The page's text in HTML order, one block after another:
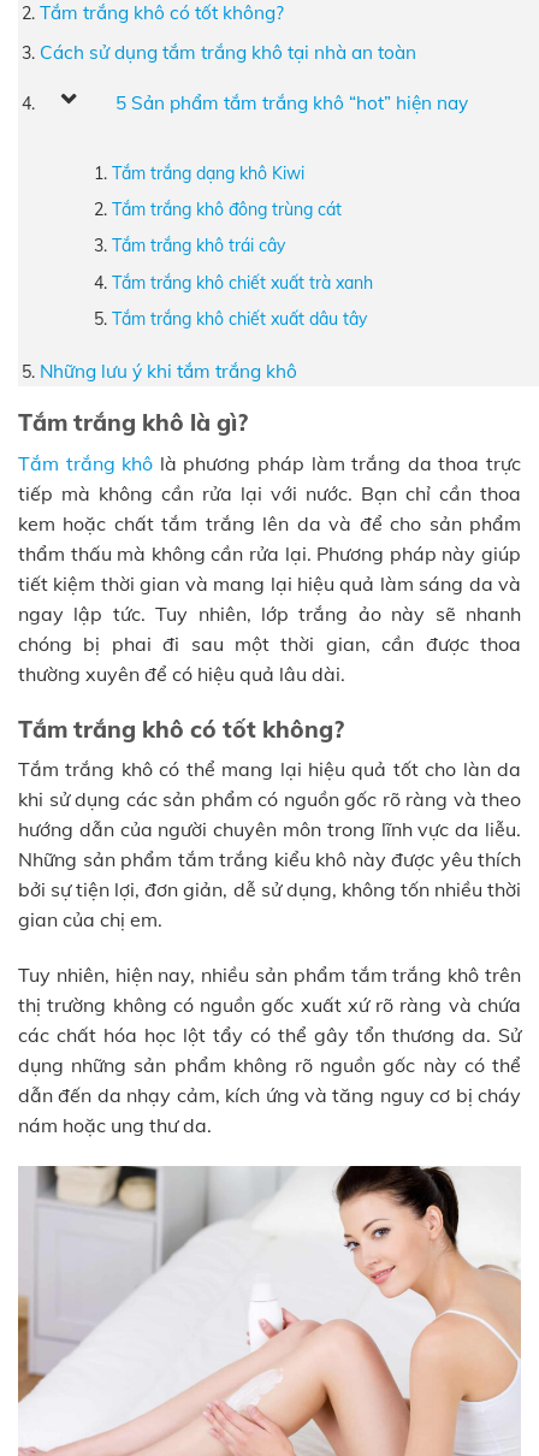
Tắm trắng khô có tốt không?
Cách sử dụng tắm trắng khô tại nhà an toàn
5 Sản phẩm tắm trắng khô “hot” hiện nay
Tắm trắng dạng khô Kiwi
Tắm trắng khô đông trùng cát
Tắm trắng khô trái cây
Tắm trắng khô chiết xuất trà xanh
Tắm trắng khô chiết xuất dâu tây
Những lưu ý khi tắm trắng khô
Tắm trắng khô là gì?
Tắm trắng khô là phương pháp làm trắng da thoa trực
tiếp mà không cần rửa lại với nước. Bạn chỉ cần thoa
kem hoặc chất tắm trắng lên da và để cho sản phẩm
thẩm thấu mà không cần rửa lại. Phương pháp này giúp
tiết kiệm thời gian và mang lại hiệu quả làm sáng da và
ngay lập tức. Tuy nhiên, lớp trắng ảo này sẽ nhanh
chóng bị phai đi sau một thời gian, cần được thoa
thường xuyên để có hiệu quả lâu dài.
Tắm trắng khô có tốt không?
Tắm trắng khô có thể mang lại hiệu quả tốt cho làn da
khi sử dụng các sản phẩm có nguồn gốc rõ ràng và theo
hướng dẫn của người chuyên môn trong lĩnh vực da liễu.
Những sản phẩm tắm trắng kiểu khô này được yêu thích
bởi sự tiện lợi, đơn giản, dễ sử dụng, không tốn nhiều thời
gian của chị em.
Tuy nhiên, hiện nay, nhiều sản phẩm tắm trắng khô trên
thị trường không có nguồn gốc xuất xứ rõ ràng và chứa
các chất hóa học lột tẩy có thể gây tổn thương da. Sử
dụng những sản phẩm không rõ nguồn gốc này có thể
dẫn đến da nhạy cảm, kích ứng và tăng nguy cơ bị cháy
nám hoặc ung thư da.